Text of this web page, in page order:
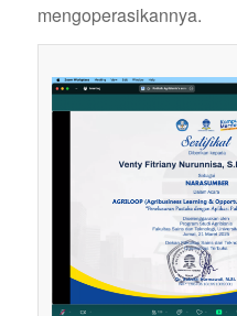
mengoperasikannya.